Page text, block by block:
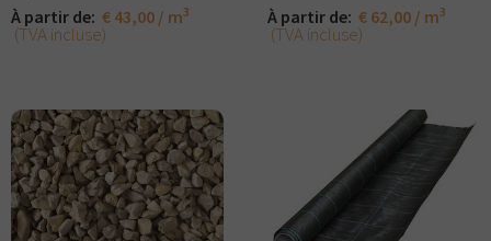
À partir de: € 43,00 / m3
(TVA incluse)
À partir de: € 62,00 / m3
(TVA incluse)